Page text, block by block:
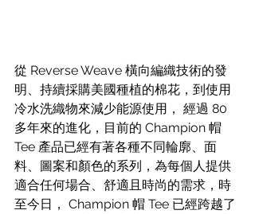
從 Reverse Weave 橫向編織技術的發
明、持續採購美國種植的棉花，到使用
冷水洗織物來減少能源使用， 經過 80
多年來的進化，目前的 Champion 帽
Tee 產品已經有著各種不同輪廓、面
料、圖案和顏色的系列，為每個人提供
適合任何場合、舒適且時尚的需求，時
至今日， Champion 帽 Tee 已經跨越了